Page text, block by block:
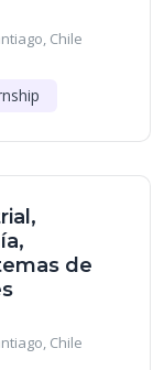
Chile
de
Chile